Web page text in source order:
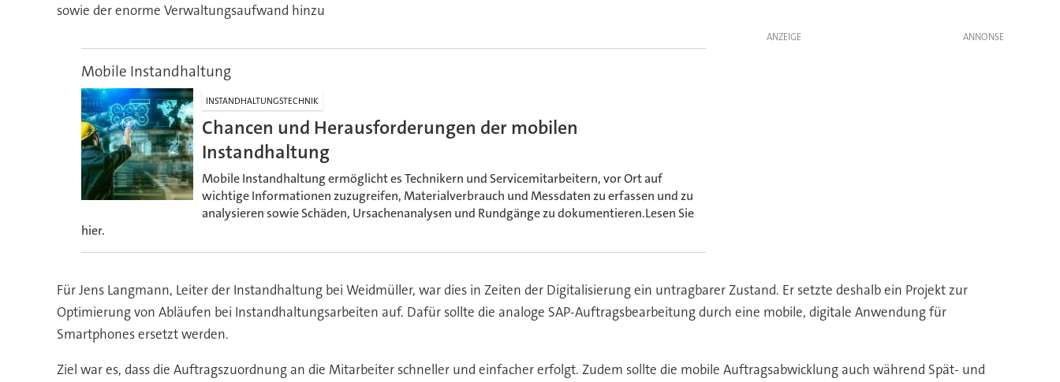
sowie der enorme Verwaltungsaufwand hinzu
ANZEIGE
Mobile Instandhaltung
INSTANDHALTUNGSTECHNIK
Chancen und Herausforderungen der mobilen
Instandhaltung
Mobile Instandhaltung ermöglicht es Technikern und Servicemitarbeitern, vor Ort auf
wichtige Informationen zuzugreifen, Materialverbrauch und Messdaten zu erfassen und zu
analysieren sowie Schäden, Ursachenanalysen und Rundgänge zu dokumentieren.Lesen Sie
hier.
Für Jens Langmann, Leiter der Instandhaltung bei Weidmüller, war dies in Zeiten der Digitalisierung ein untragbarer Zustand. Er setzte deshalb ein Projekt zur
Optimierung von Abläufen bei Instandhaltungsarbeiten auf. Dafür sollte die analoge SAP-Auftragsbearbeitung durch eine mobile, digitale Anwendung für
Smartphones ersetzt werden.
Ziel war es, dass die Auftragszuordnung an die Mitarbeiter schneller und einfacher erfolgt. Zudem sollte die mobile Auftragsabwicklung auch während Spät- und